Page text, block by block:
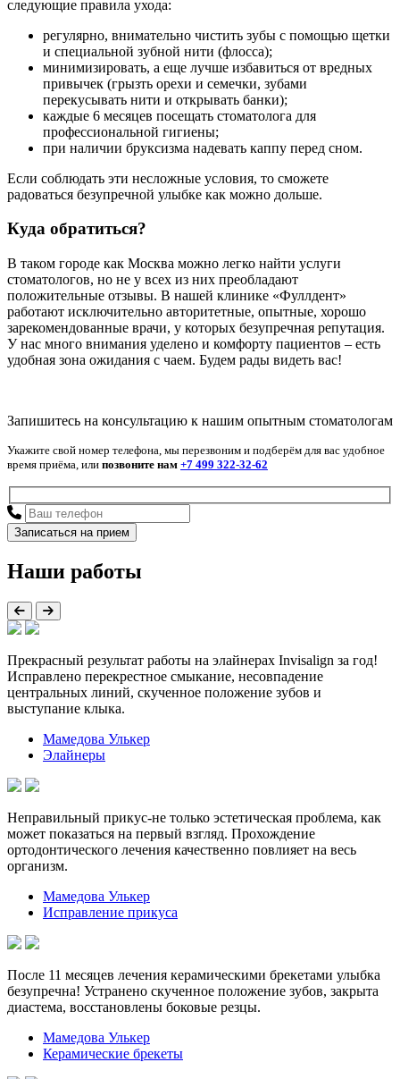
следующие правила ухода:
регулярно, внимательно чистить зубы с помощью щетки
и специальной зубной нити (флосса);
минимизировать, а еще лучше избавиться от вредных
привычек (грызть орехи и семечки, зубами
перекусывать нити и открывать банки);
каждые 6 месяцев посещать стоматолога для
профессиональной гигиены;
при наличии бруксизма надевать каппу перед сном.
Если соблюдать эти несложные условия, то сможете
радоваться безупречной улыбке как можно дольше.
Куда обратиться?
В таком городе как Москва можно легко найти услуги
стоматологов, но не у всех из них преобладают
положительные отзывы. В нашей клинике «Фуллдент»
работают исключительно авторитетные, опытные, хорошо
зарекомендованные врачи, у которых безупречная репутация.
У нас много внимания уделено и комфорту пациентов – есть
удобная зона ожидания с чаем. Будем рады видеть вас!
Запишитесь на консультацию к нашим опытным стоматологам
Укажите свой номер телефона, мы перезвоним и подберём для вас удобное
время приёма, или позвоните нам +7 499 322-32-62
Наши работы
Прекрасный результат работы на элайнерах Invisalign за год!
Исправлено перекрестное смыкание, несовпадение
центральных линий, скученное положение зубов и
выступание клыка.
Мамедова Улькер
Элайнеры
Неправильный прикус-не только эстетическая проблема, как
может показаться на первый взгляд. Прохождение
ортодонтического лечения качественно повлияет на весь
организм.
Мамедова Улькер
Исправление прикуса
После 11 месяцев лечения керамическими брекетами улыбка
безупречна! Устранено скученное положение зубов, закрыта
диастема, восстановлены боковые резцы.
Мамедова Улькер
Керамические брекеты